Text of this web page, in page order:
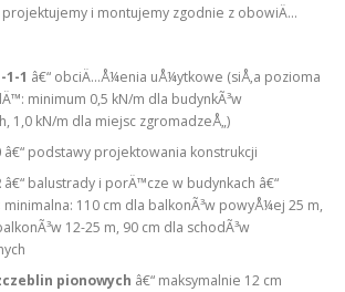
projektujemy i montujemy zgodnie z obowiÄ…
1-1 â€“ obciÄ…Å¼enia uÅ¼ytkowe (siÅ‚a pozioma
minimum 0,5 kN/m dla budynkÃ³w
1,0 kN/m dla miejsc zgromadzeÅ„)
â€“ podstawy projektowania konstrukcji
â€“ balustrady i porÄ™cze w budynkach â€“
minimalna: 110 cm dla balkonÃ³w powyÅ¼ej 25 m,
12-25 m, 90 cm dla schodÃ³w
pionowych â€“ maksymalnie 12 cm